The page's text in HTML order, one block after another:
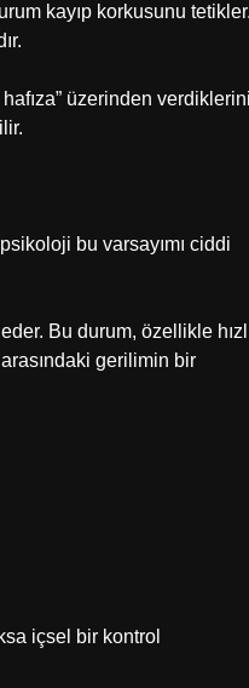
kayıp korkusunu
üzerinden
bu varsayımı ciddi
Bu durum, özellikle
gerilimin bir
içsel bir kontrol